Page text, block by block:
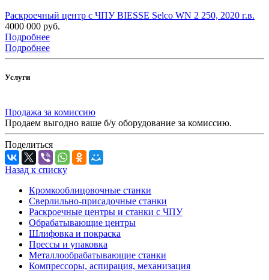
Раскроечный центр с ЧПУ BIESSE Selco WN 2 250, 2020 г.в.
4000 000 руб.
Подробнее
Подробнее
Услуги
Продажа за комиссию
Продаем выгодно ваше б/у оборудование за комиссию.
Поделиться
Назад к списку
Кромкооблицовочные станки
Сверлильно-присадочные станки
Раскроечные центры и станки с ЧПУ
Обрабатывающие центры
Шлифовка и покраска
Прессы и упаковка
Металлообрабатывающие станки
Компрессоры, аспирация, механизация